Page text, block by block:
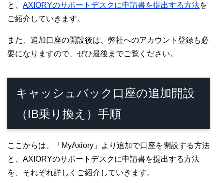
と、 AXIORYのサポートデスクに申請書を提出する方法を
ご紹介していきます。
また、追加口座の開設後は、弊社へのアカウント登録も必
要になりますので、ぜひ最後までご覧ください。
キャッシュバック口座の追加開設
（IB乗り換え）手順
ここからは、「MyAxiory」より追加で口座を開設する方法
と、AXIORYのサポートデスクに申請書を提出する方法
を、それぞれ詳しくご紹介していきます。